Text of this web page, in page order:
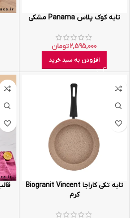
تابه کوک پلاس Panama مشکی
2,595,000تومان
افزودن به سبد خرید
تابه تکی کاراجا Biogranit Vincent
کرم